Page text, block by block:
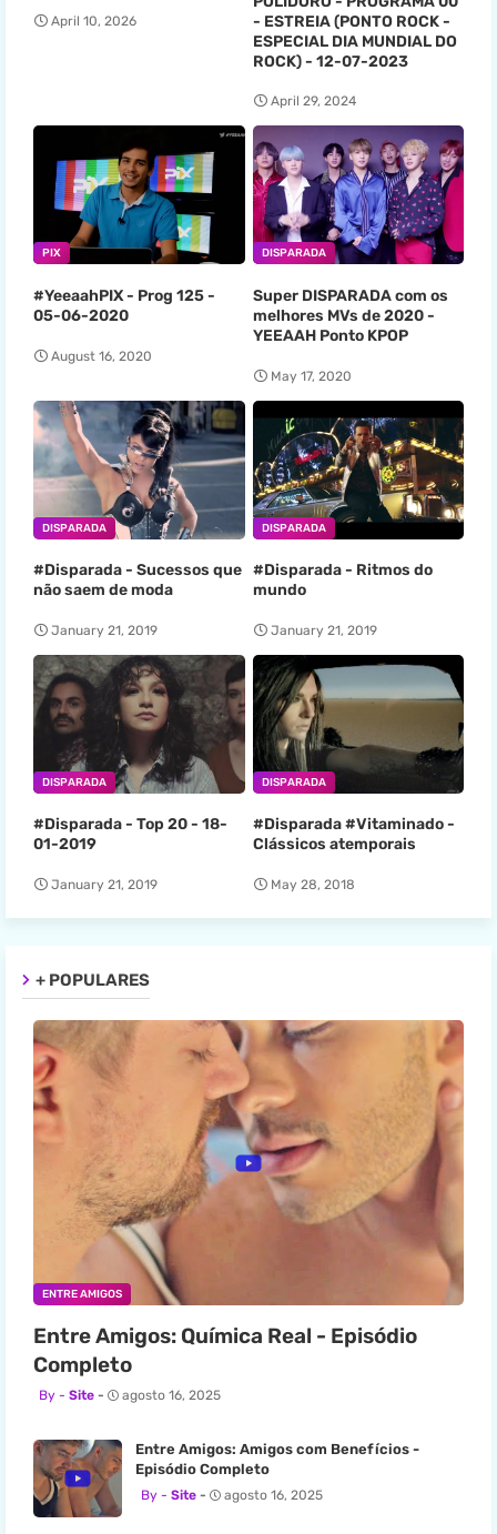
April 10, 2026
- ESTREIA (PONTO ROCK -
ESPECIAL DIA MUNDIAL DO
ROCK) - 12-07-2023
April 29, 2024
PIX
#YeeaahPIX - Prog 125 -
05-06-2020
August 16, 2020
DISPARADA
Super DISPARADA com os
melhores MVs de 2020 -
YEEAAH Ponto KPOP
May 17, 2020
DISPARADA
#Disparada - Sucessos que
não saem de moda
January 21, 2019
DISPARADA
#Disparada - Ritmos do
mundo
January 21, 2019
DISPARADA
#Disparada - Top 20 - 18-
01-2019
January 21, 2019
DISPARADA
#Disparada #Vitaminado -
Clássicos atemporais
May 28, 2018
+ POPULARES
ENTRE AMIGOS
Entre Amigos: Química Real - Episódio
Completo
Site agosto 16, 2025
Entre Amigos: Amigos com Benefícios -
Episódio Completo
Site agosto 16, 2025